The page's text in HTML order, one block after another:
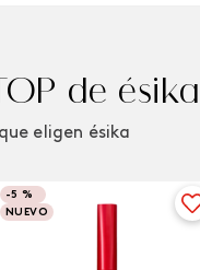
de ésika
eligen ésika
-5 %
NUEVO